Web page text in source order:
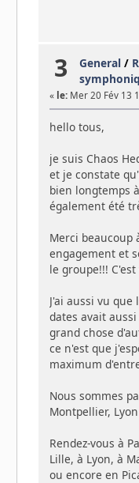
3 General /
« le:Mer 20 Fév 13
hello tous,
je suis Chaos
et je constate
bien longtemps
également été
Merci beaucoup
engagement et
le groupe!!!
J'ai aussi vu
dates avait
grand chose
ce n'est que
maximum
Nous sommes
Montpellier,
Rendez-vous à
Lille, à Lyon, à
ou encore en